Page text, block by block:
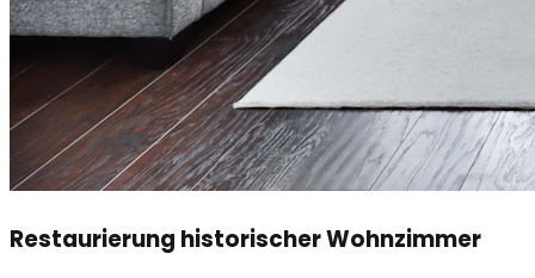
Restaurierung historischer Wohnzimmer